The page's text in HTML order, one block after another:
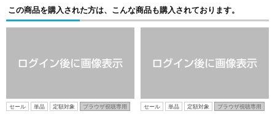
この商品を購入された方は、こんな商品も購入されております。
セール 単品 定額対象 ブラウザ視聴専用 セール 単品 定額対象 ブラウザ視聴専用